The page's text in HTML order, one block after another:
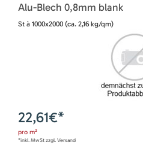
Alu-Blech 0,8mm blank
St à 1000x2000 (ca. 2,16 kg/qm)
22,61€*
pro m²
*inkl. MwSt zzgl. Versand